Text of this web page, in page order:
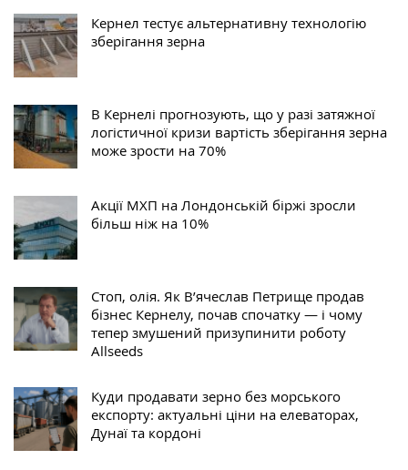
Кернел тестує альтернативну технологію
зберігання зерна
В Кернелі прогнозують, що у разі затяжної
логістичної кризи вартість зберігання зерна
може зрости на 70%
Акції МХП на Лондонській біржі зросли
більш ніж на 10%
Стоп, олія. Як В’ячеслав Петрище продав
бізнес Кернелу, почав спочатку — і чому
тепер змушений призупинити роботу
Allseeds
Куди продавати зерно без морського
експорту: актуальні ціни на елеваторах,
Дунаї та кордоні